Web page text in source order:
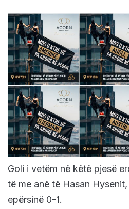
Goli i vetëm në këtë pjesë
të me anë të Hasan
epërsinë 0-1.